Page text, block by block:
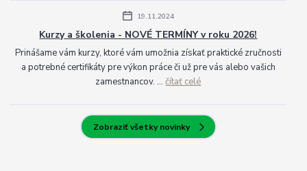
19.11.2024
Kurzy a školenia - NOVÉ TERMÍNY v roku 2026!
Prinášame vám kurzy, ktoré vám umožnia získať praktické zručnosti
a potrebné certifikáty pre výkon práce či už pre vás alebo vašich
zamestnancov. ...čítať celé
Zobraziť všetky novinky